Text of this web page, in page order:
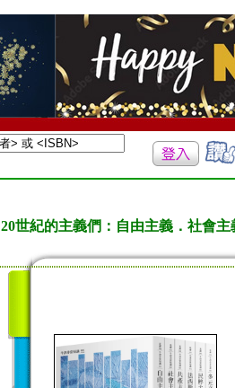
20世紀的主義們：自由主義．社會